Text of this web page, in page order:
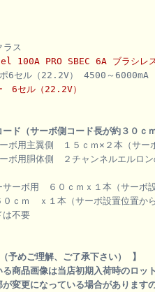
ラス
100A PRO SBEC 6A ブラシレ
6セル（22.2V） 4500～6000mA
6セル（22.2V）
ド（サーボ側コード長が約３０ｃ
ボ用主翼側 １５ｃｍ×２本（サー
ボ用胴体側 ２チャンネルエルロ
サーボ用 ６０ｃｍｘ１本（サーボ
ｃｍ ｘ１本（サーボ設置位置か
は不要
予めご理解、ご了承下さい） 】
る商品画像は当店初期入荷時のロ
が変更になっている場合がありま